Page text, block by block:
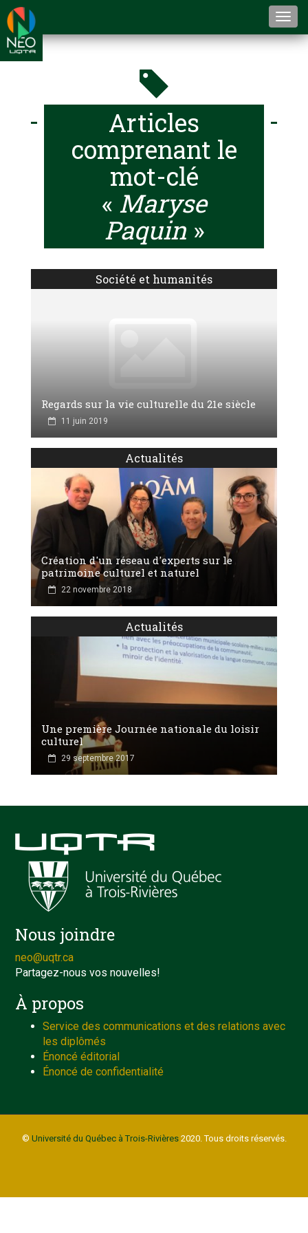
Articles
comprenant le
mot-clé
« Maryse
Paquin »
Société et humanités
Regards sur la vie culturelle du 21e siècle
11 juin 2019
Actualités
Création d'un réseau d'experts sur le
patrimoine culturel et naturel
22 novembre 2018
Actualités
Une première Journée nationale du loisir
culturel
29 septembre 2017
Nous joindre
neo@uqtr.ca
Partagez-nous vos nouvelles!
À propos
Service des communications et des relations avec
les diplômés
Énoncé éditorial
Énoncé de confidentialité
© Université du Québec à Trois-Rivières2020. Tous droits réservés.